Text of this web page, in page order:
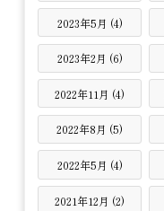
2023年5月 (4)
2023年2月 (6)
2022年11月 (4)
2022年8月 (5)
2022年5月 (4)
2021年12月 (2)